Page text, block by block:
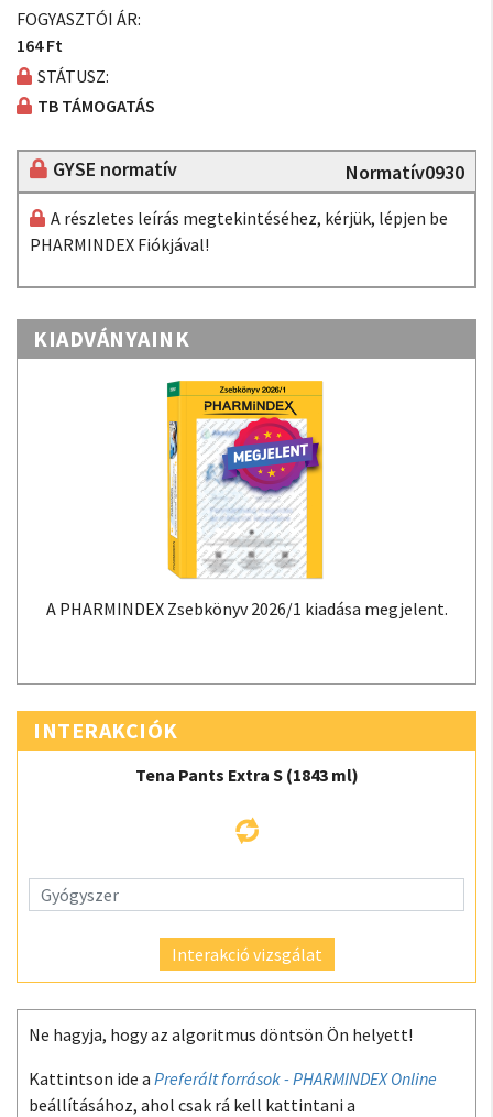
FOGYASZTÓI ÁR:
164 Ft
STÁTUSZ:
TB TÁMOGATÁS
GYSE normatív Normatív0930
A részletes leírás megtekintéséhez, kérjük, lépjen be
PHARMINDEX Fiókjával!
KIADVÁNYAINK
A PHARMINDEX Zsebkönyv 2026/1 kiadása megjelent.
INTERAKCIÓK
Tena Pants Extra S (1843 ml)
Interakció vizsgálat
Ne hagyja, hogy az algoritmus döntsön Ön helyett!
Kattintson ide a Preferált források - PHARMINDEX Online
beállításához, ahol csak rá kell kattintani a